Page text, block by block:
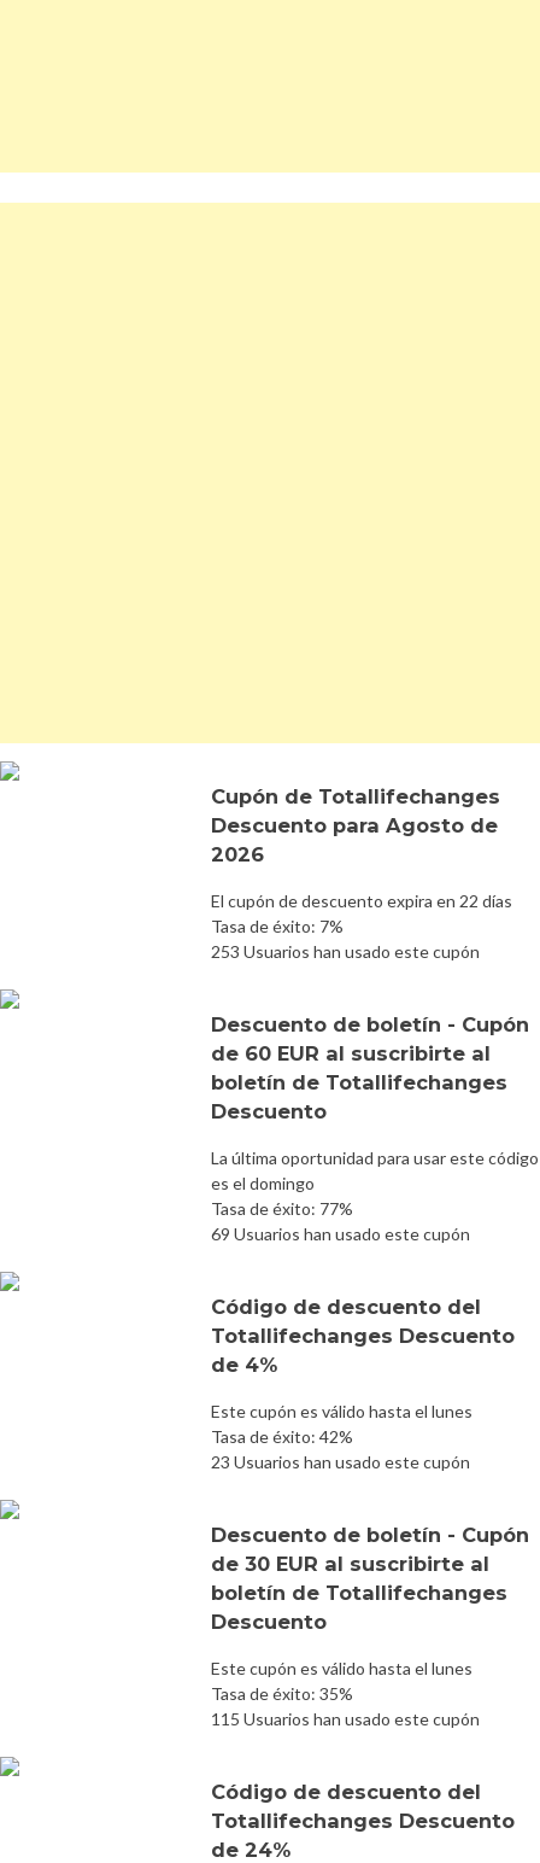
Cupón de Totallifechanges
Descuento para Agosto de
2026
El cupón de descuento expira en 22 días
Tasa de éxito: 7%
253 Usuarios han usado este cupón
Descuento de boletín - Cupón
de 60 EUR al suscribirte al
boletín de Totallifechanges
Descuento
La última oportunidad para usar este código
es el domingo
Tasa de éxito: 77%
69 Usuarios han usado este cupón
Código de descuento del
Totallifechanges Descuento
de 4%
Este cupón es válido hasta el lunes
Tasa de éxito: 42%
23 Usuarios han usado este cupón
Descuento de boletín - Cupón
de 30 EUR al suscribirte al
boletín de Totallifechanges
Descuento
Este cupón es válido hasta el lunes
Tasa de éxito: 35%
115 Usuarios han usado este cupón
Código de descuento del
Totallifechanges Descuento
de 24%